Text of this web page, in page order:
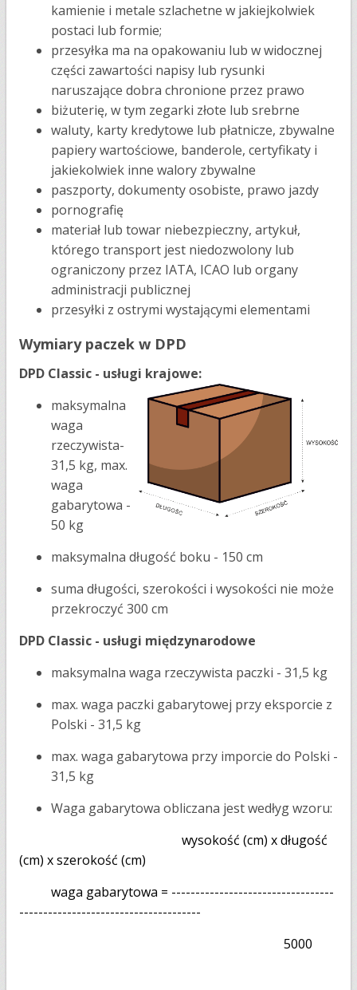
kamienie i metale szlachetne w jakiejkolwiek
postaci lub formie;
przesyłka ma na opakowaniu lub w widocznej
części zawartości napisy lub rysunki
naruszające dobra chronione przez prawo
biżuterię, w tym zegarki złote lub srebrne
waluty, karty kredytowe lub płatnicze, zbywalne
papiery wartościowe, banderole, certyfikaty i
jakiekolwiek inne walory zbywalne
paszporty, dokumenty osobiste, prawo jazdy
pornografię
materiał lub towar niebezpieczny, artykuł,
którego transport jest niedozwolony lub
ograniczony przez IATA, ICAO lub organy
administracji publicznej
przesyłki z ostrymi wystającymi elementami
Wymiary paczek w DPD
DPD Classic - usługi krajowe:
maksymalna
waga
rzeczywista-
31,5 kg, max.
waga
gabarytowa -
50 kg
maksymalna długość boku - 150 cm
suma długości, szerokości i wysokości nie może
przekroczyć 300 cm
DPD Classic - usługi międzynarodowe
maksymalna waga rzeczywista paczki - 31,5 kg
max. waga paczki gabarytowej przy eksporcie z
Polski - 31,5 kg
max. waga gabarytowa przy imporcie do Polski -
31,5 kg
Waga gabarytowa obliczana jest wedłyg wzoru:
wysokość (cm) x długość
(cm) x szerokość (cm)
waga gabarytowa = ----------------------------------
--------------------------------------
5000